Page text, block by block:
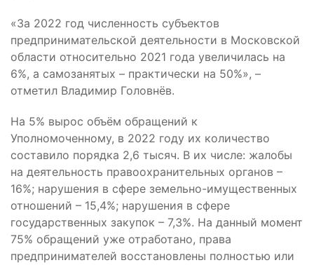
«За 2022 год численность субъектов
предпринимательской деятельности в Московской
области относительно 2021 года увеличилась на
6%, а самозанятых – практически на 50%», –
отметил Владимир Головнёв.
На 5% вырос объём обращений к
Уполномоченному, в 2022 году их количество
составило порядка 2,6 тысяч. В их числе: жалобы
на деятельность правоохранительных органов –
16%; нарушения в сфере земельно-имущественных
отношений – 15,4%; нарушения в сфере
государственных закупок – 7,3%. На данный момент
75% обращений уже отработано, права
предпринимателей восстановлены полностью или